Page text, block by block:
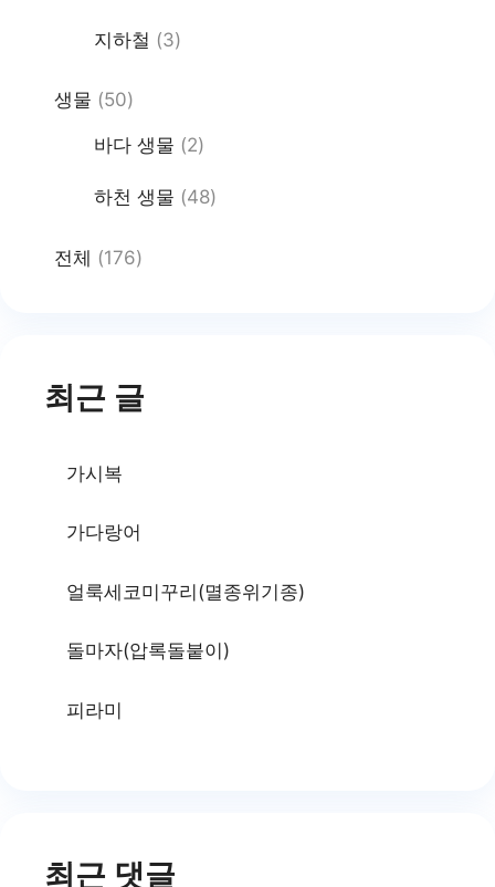
지하철 (3)
생물 (50)
바다 생물 (2)
하천 생물 (48)
전체 (176)
최근 글
가시복
가다랑어
얼룩세코미꾸리(멸종위기종)
돌마자(압록돌붙이)
피라미
최근 댓글